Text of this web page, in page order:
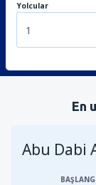
Yolcular
1
En
Abu Dabi